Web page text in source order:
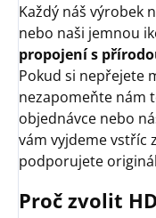
Každý náš výrobek
nebo naši jemnou
propojení s
Pokud si nepřejete
nezapomeňte nám
objednávce nebo
vám vyjdeme vstříc
podporujete
Proč zvolit